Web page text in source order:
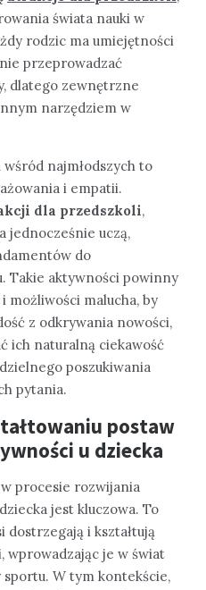
świata nauki w
rodzic ma umiejętności
przeprowadzać
dlatego zewnętrzne
narzędziem w
najmłodszych to
i empatii.
dla przedszkoli,
jednocześnie uczą,
do
Takie aktywności powinny
możliwości malucha, by
z odkrywania nowości,
ich naturalną ciekawość
poszukiwania
pytania.
postaw
u dziecka
procesie rozwijania
jest kluczowa. To
dostrzegają i kształtują
wprowadzając je w świat
W tym kontekście,